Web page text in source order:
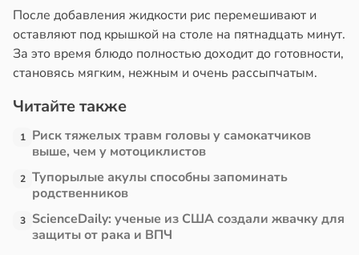
20:41
После добавления жидкости рис перемешивают и
оставляют под крышкой на столе на пятнадцать минут.
За это время блюдо полностью доходит до готовности,
становясь мягким, нежным и очень рассыпчатым.
Читайте также
1 Риск тяжелых травм головы у самокатчиков
выше, чем у мотоциклистов
2 Тупорылые акулы способны запоминать
родственников
3 ScienceDaily: ученые из США создали жвачку для
защиты от рака и ВПЧ